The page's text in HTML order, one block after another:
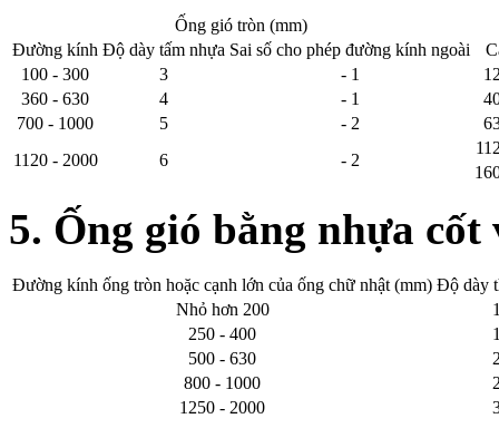
Ống gió tròn (mm)
Đường kính Độ dày tấm nhựa Sai số cho phép đường kính ngoài
100 - 300
3 - 1
360 - 630
4 - 1
700 - 1000
5 - 2
1120 - 2000
6 - 2
5. Ống gió bằng nhựa
Đường kính ống tròn hoặc cạnh lớn của ống chữ nhật (mm) Độ dày
Nhỏ hơn 200
250 - 400
500 - 630
800 - 1000
1250 - 2000